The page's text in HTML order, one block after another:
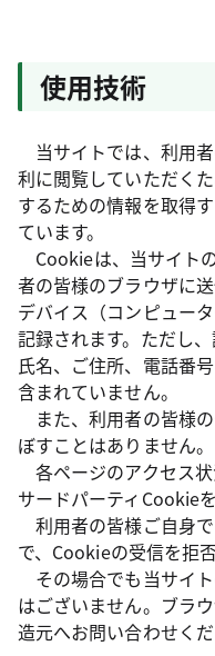
使用技術
当サイトでは、利用
利に閲覧していただく
するための情報を取得
ています。
Cookieは、当サイト
者の皆様のブラウザに
デバイス（コンピュー
記録されます。ただし
氏名、ご住所、電話番
含まれていません。
また、利用者の皆様
ぼすことはありません。
各ページのアクセス
サードパーティCookie
利用者の皆様ご自身
で、Cookieの受信を拒
その場合でも当サイ
はございません。ブラ
造元へお問い合わせくだ